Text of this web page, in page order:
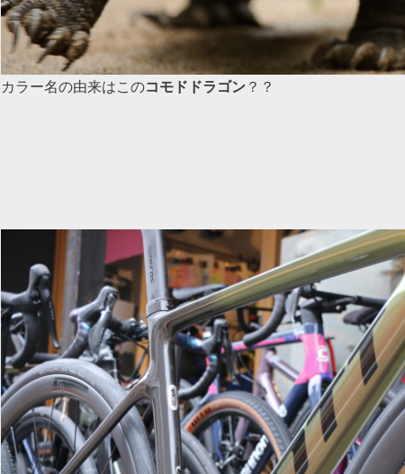
カラー名の由来はこのコモドドラゴン？？